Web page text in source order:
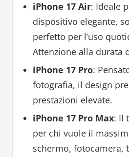
iPhone 17 Air: Ideale
dispositivo elegante,
perfetto per l’uso
Attenzione alla durata
iPhone 17 Pro:
fotografia, il design
prestazioni elevate.
iPhone 17 Pro Max: Il
per chi vuole il
schermo, fotocamera,